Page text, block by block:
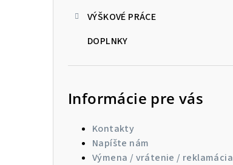
VÝŠKOVÉ PRÁCE
DOPLNKY
Informácie pre vás
Kontakty
Napíšte nám
Výmena / vrátenie / reklamácia